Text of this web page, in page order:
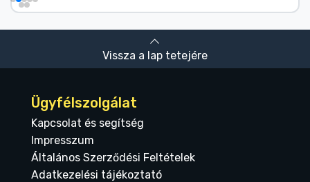
Vissza a lap tetejére
Ügyfélszolgálat
Kapcsolat és segítség
Impresszum
Általános Szerződési Feltételek
Adatkezelési tájékoztató